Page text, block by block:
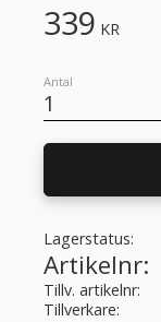
339 KR
Antal
Lagerstatus
Artikelnr
Tillv. artikelnr
Tillverkare